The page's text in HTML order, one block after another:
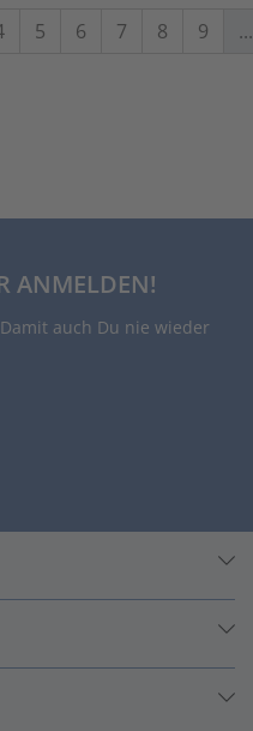
5 6 7 8 9 ...
ANMELDEN!
auch Du nie wieder